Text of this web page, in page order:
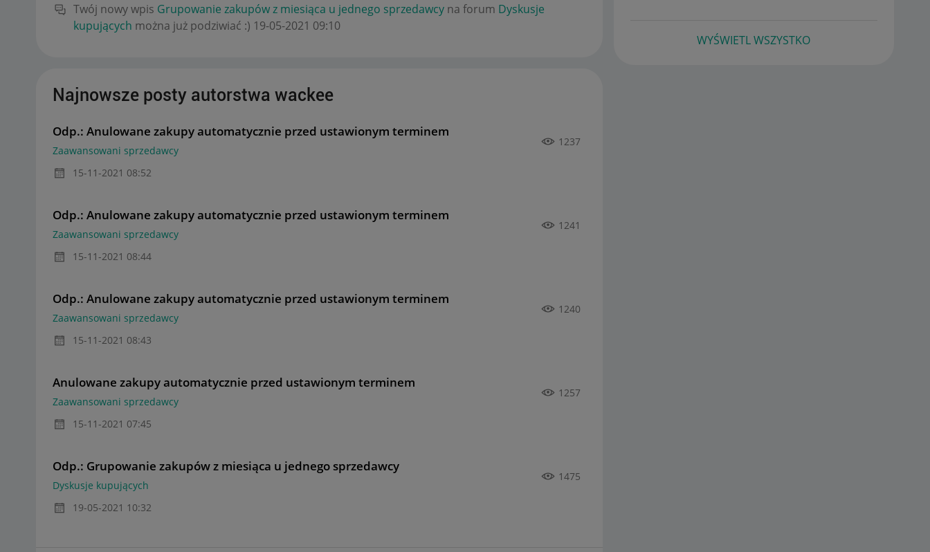
Twój nowy wpis Grupowanie zakupów z miesiąca u jednego sprzedawcy na forum Dyskusje
kupujących można już podziwiać :) ‎19-05-2021 09:10
Najnowsze posty autorstwa wackee
Odp.: Anulowane zakupy automatycznie przed ustawionym terminem
Zaawansowani sprzedawcy
1237
‎15-11-2021 08:52
Odp.: Anulowane zakupy automatycznie przed ustawionym terminem
Zaawansowani sprzedawcy
1241
‎15-11-2021 08:44
Odp.: Anulowane zakupy automatycznie przed ustawionym terminem
Zaawansowani sprzedawcy
1240
‎15-11-2021 08:43
Anulowane zakupy automatycznie przed ustawionym terminem
Zaawansowani sprzedawcy
1257
‎15-11-2021 07:45
Odp.: Grupowanie zakupów z miesiąca u jednego sprzedawcy
Dyskusje kupujących
1475
‎19-05-2021 10:32
WYŚWIETL WSZYSTKO